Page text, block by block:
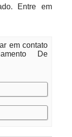
Entre em
em contato
De